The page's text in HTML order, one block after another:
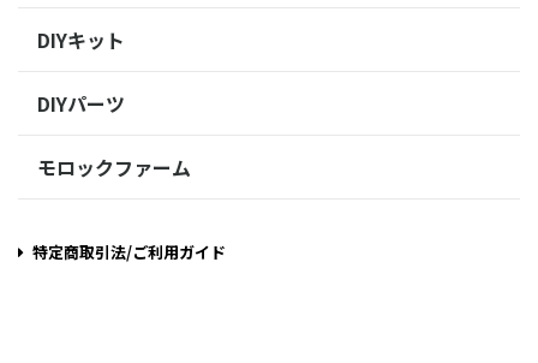
DIYキット
DIYパーツ
モロックファーム
特定商取引法/ご利用ガイド